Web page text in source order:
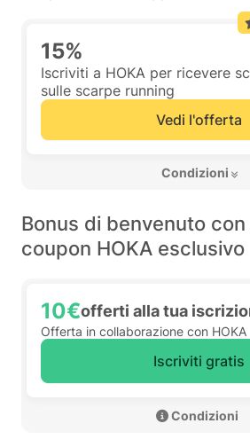
15%
Iscriviti a HOKA per ricevere
sulle scarpe running
Vedi l'offerta
Condizioni
Bonus di benvenuto
coupon HOKA esclusivo
10€offerti alla tua
Offerta in collaborazione con HOKA
Iscriviti gratis